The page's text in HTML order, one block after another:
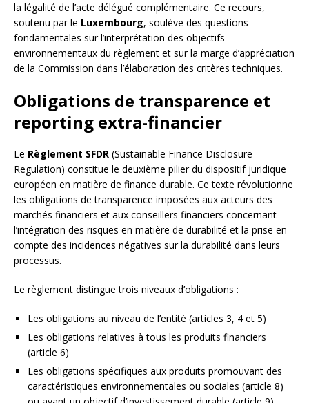
la légalité de l’acte délégué complémentaire. Ce recours,
soutenu par le Luxembourg, soulève des questions
fondamentales sur l’interprétation des objectifs
environnementaux du règlement et sur la marge d’appréciation
de la Commission dans l’élaboration des critères techniques.
Obligations de transparence et
reporting extra-financier
Le Règlement SFDR (Sustainable Finance Disclosure
Regulation) constitue le deuxième pilier du dispositif juridique
européen en matière de finance durable. Ce texte révolutionne
les obligations de transparence imposées aux acteurs des
marchés financiers et aux conseillers financiers concernant
l’intégration des risques en matière de durabilité et la prise en
compte des incidences négatives sur la durabilité dans leurs
processus.
Le règlement distingue trois niveaux d’obligations :
Les obligations au niveau de l’entité (articles 3, 4 et 5)
Les obligations relatives à tous les produits financiers
(article 6)
Les obligations spécifiques aux produits promouvant des
caractéristiques environnementales ou sociales (article 8)